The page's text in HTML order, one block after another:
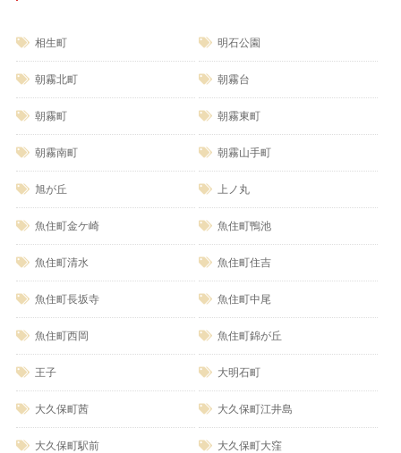
相生町 明石公園
朝霧北町 朝霧台
朝霧町 朝霧東町
朝霧南町 朝霧山手町
旭が丘 上ノ丸
魚住町金ケ崎 魚住町鴨池
魚住町清水 魚住町住吉
魚住町長坂寺 魚住町中尾
魚住町西岡 魚住町錦が丘
王子 大明石町
大久保町茜 大久保町江井島
大久保町駅前 大久保町大窪